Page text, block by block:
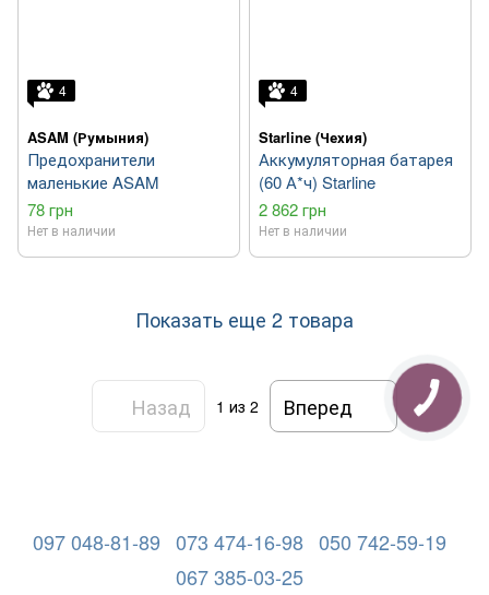
4
ASAM (Румыния)
Предохранители
маленькие ASAM
78 грн
Нет в наличии
4
Starline (Чехия)
Аккумуляторная батарея
(60 А*ч) Starline
2 862 грн
Нет в наличии
Показать еще 2 товара
Назад 1 из 2 Вперед
097 048-81-89 073 474-16-98 050 742-59-19
067 385-03-25